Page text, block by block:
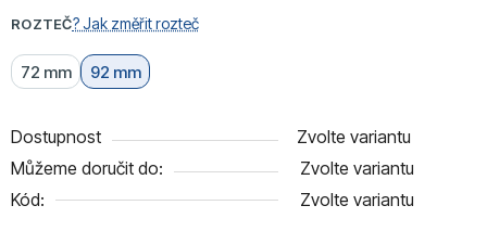
ROZTEČ? Jak změřit rozteč
72 mm 92 mm
Dostupnost
Zvolte variantu
Můžeme doručit do:
Zvolte variantu
Kód:
Zvolte variantu